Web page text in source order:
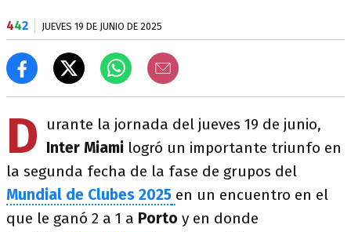
442 JUEVES 19 DE JUNIO DE 2025
D
urante la jornada del jueves 19 de junio,
Inter Miami logró un importante triunfo en
la segunda fecha de la fase de grupos del
Mundial de Clubes 2025 en un encuentro en el
que le ganó 2 a 1 a Porto y en donde